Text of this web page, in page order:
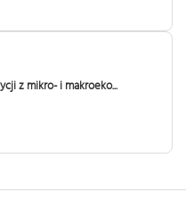
z mikro- i makroeko...